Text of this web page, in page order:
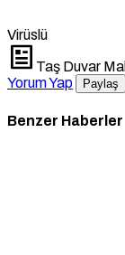
Virüslü
Taş Duvar
Yorum Yap
Paylaş
Benzer Haberler